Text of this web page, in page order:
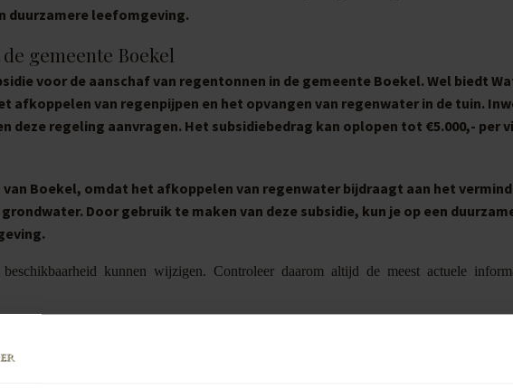
duurzamere leefomgeving.
gemeente Boekel
voor de aanschaf van regentonnen in de gemeente Boekel. Wel biedt
afkoppelen van regenpijpen en het opvangen van regenwater in de tuin.
deze regeling aanvragen. Het subsidiebedrag kan oplopen tot €5.000,- per
Boekel, omdat het afkoppelen van regenwater bijdraagt aan het
Door gebruik te maken van deze subsidie, kun je op een
kunnen wijzigen. Controleer daarom altijd de meest actuele